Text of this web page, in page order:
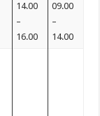
14.00
–
16.00
09.00
–
14.00